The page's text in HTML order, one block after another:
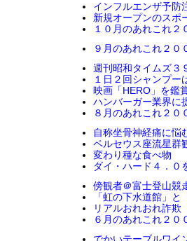
インフルエンザ予
新規オープンのスポ
１０月のあれこれ２
９月のあれこれ２０
週刊昭和タイムズ３
１日２回シャンプー
映画「HERO」を鑑
ハンバーガー業界に
８月のあれこれ２０
自称坐骨神経痛に悩
ペルセウス座流星群
変わり種な食べ物
ダイ・ハード４．０
傍観者＠富士登山競
「虹の下水道館」
リアルおれおれ詐欺
６月のあれこれ２０